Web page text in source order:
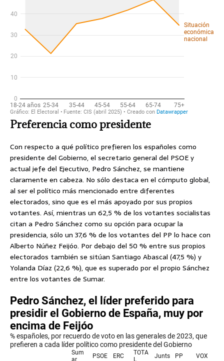
Preferencia como presidente
Con respecto a qué político prefieren los españoles como
presidente del Gobierno, el secretario general del PSOE y
actual jefe del Ejecutivo, Pedro Sánchez, se mantiene
claramente en cabeza. No sólo destaca en el cómputo global,
al ser el político más mencionado entre diferentes
electorados, sino que es el más apoyado por sus propios
votantes. Así, mientras un 62,5 % de los votantes socialistas
citan a Pedro Sánchez como su opción para ocupar la
presidencia, sólo un 37,6 % de los votantes del PP lo hace con
Alberto Núñez Feijóo. Por debajo del 50 % entre sus propios
electorados también se sitúan Santiago Abascal (47,5 %) y
Yolanda Díaz (22,6 %), que es superado por el propio Sánchez
entre los votantes de Sumar.